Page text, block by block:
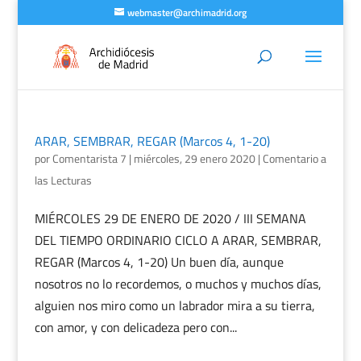
webmaster@archimadrid.org
ARAR, SEMBRAR, REGAR (Marcos 4, 1-20)
porComentarista 7 | miércoles, 29 enero 2020|Comentario a
las Lecturas
MIÉRCOLES 29 DE ENERO DE 2020 / III SEMANA
DEL TIEMPO ORDINARIO CICLO A ARAR, SEMBRAR,
REGAR (Marcos 4, 1-20) Un buen día, aunque
nosotros no lo recordemos, o muchos y muchos días,
alguien nos miro como un labrador mira a su tierra,
con amor, y con delicadeza pero con...